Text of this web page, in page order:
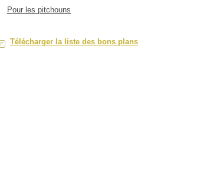
Pour les pitchouns
Télécharger la liste des bons plans